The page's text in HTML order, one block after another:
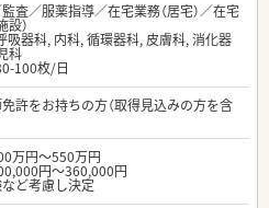
査／服薬指導／在宅業務（居宅）／在宅
設）
吸器科, 内科, 循環器科, 皮膚科, 消化器
科
100枚/日
許をお持ちの方（取得見込みの方を含
万円～550万円
円～360,000円
ど考慮し決定